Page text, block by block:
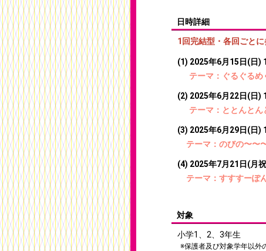
日時詳細
1回完結型・各回ごとに
(1) 2025年6月15日(日
テーマ：ぐるぐる
(2) 2025年6月22日(日)
テーマ：ととんと
(3) 2025年6月29日(日)
テーマ：のびの〜
(4) 2025年7月21日(月
テーマ：すすす
対象
小学1、2、3年生
※保護者及び対象学年以外